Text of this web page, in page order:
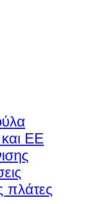
ΕΕ
πλάτες